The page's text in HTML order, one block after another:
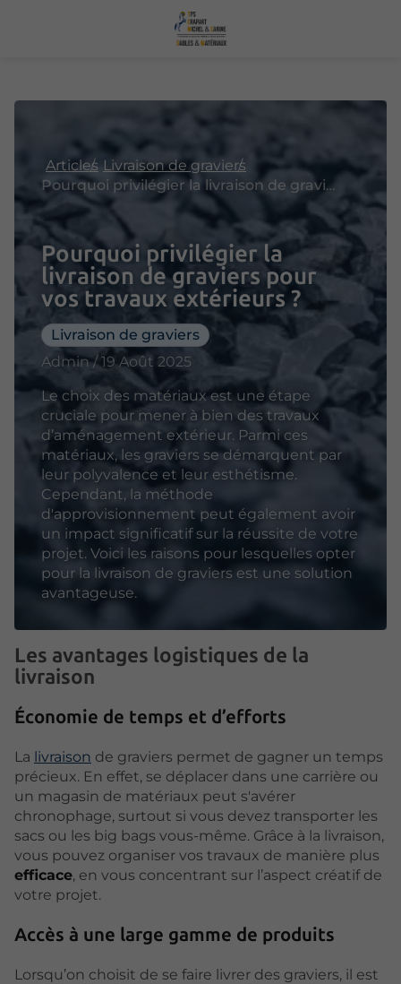
Articles Livraison de graviers
Pourquoi privilégier la livraison de graviers pour vos travaux extérieurs ?
Pourquoi privilégier la
livraison de graviers pour
vos travaux extérieurs ?
Livraison de graviers
Admin / 19 Août 2025
Le choix des matériaux est une étape
cruciale pour mener à bien des travaux
d’aménagement extérieur. Parmi ces
matériaux, les graviers se démarquent par
leur polyvalence et leur esthétisme.
Cependant, la méthode
d'approvisionnement peut également avoir
un impact significatif sur la réussite de votre
projet. Voici les raisons pour lesquelles opter
pour la livraison de graviers est une solution
avantageuse.
Les avantages logistiques de la
livraison
Économie de temps et d’efforts
La livraison de graviers permet de gagner un temps
précieux. En effet, se déplacer dans une carrière ou
un magasin de matériaux peut s'avérer
chronophage, surtout si vous devez transporter les
sacs ou les big bags vous-même. Grâce à la livraison,
vous pouvez organiser vos travaux de manière plus
efficace, en vous concentrant sur l’aspect créatif de
votre projet.
Accès à une large gamme de produits
Lorsqu’on choisit de se faire livrer des graviers, il est